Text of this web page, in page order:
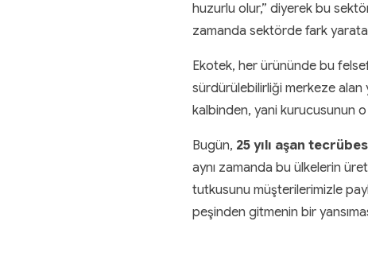
huzurlu olur,” diyerek bu
zamanda sektörde fark
Ekotek, her ürününde bu
sürdürülebilirliği merkeze alan
kalbinden, yani kurucusunun
Bugün, 25 yılı aşan
aynı zamanda bu ülkelerin
tutkusunu müşterilerimizle
peşinden gitmenin bir